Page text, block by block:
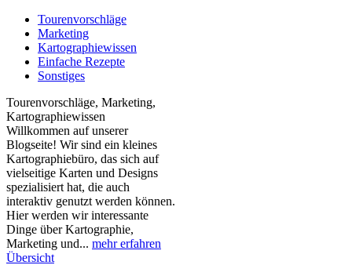
Tourenvorschläge
Marketing
Kartographiewissen
Einfache Rezepte
Sonstiges
Tourenvorschläge, Marketing,
Kartographiewissen
Willkommen auf unserer
Blogseite! Wir sind ein kleines
Kartographiebüro, das sich auf
vielseitige Karten und Designs
spezialisiert hat, die auch
interaktiv genutzt werden können.
Hier werden wir interessante
Dinge über Kartographie,
Marketing und... mehr erfahren
Übersicht